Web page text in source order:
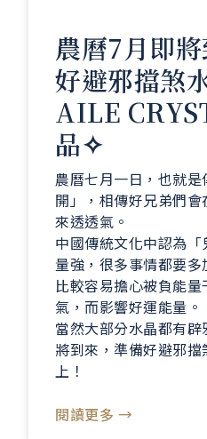
農曆7月即
好避邪擋煞
AILE
品✧
農曆七月一日，也就
開」，相傳好兄弟們
來透透氣。
中國傳統文化中認為
量強，很多事情都要
比較容易擔心被負能
氣，而影響好運能量。
當然大部分水晶都有
將到來，準備好避邪
上！
閱讀更多 →